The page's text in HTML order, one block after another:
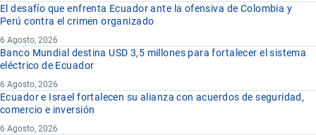
El desafío que enfrenta Ecuador ante la ofensiva de Colombia y
Perú contra el crimen organizado
6 Agosto, 2026
Banco Mundial destina USD 3,5 millones para fortalecer el sistema
eléctrico de Ecuador
6 Agosto, 2026
Ecuador e Israel fortalecen su alianza con acuerdos de seguridad,
comercio e inversión
6 Agosto, 2026